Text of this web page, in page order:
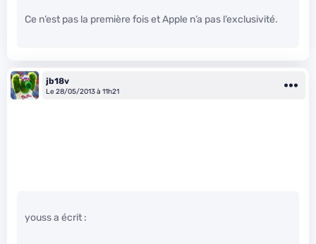
Ce n’est pas la première fois et Apple n’a pas l’exclusivité.
jb18v
Le 28/05/2013 à 11h21
youss a écrit :